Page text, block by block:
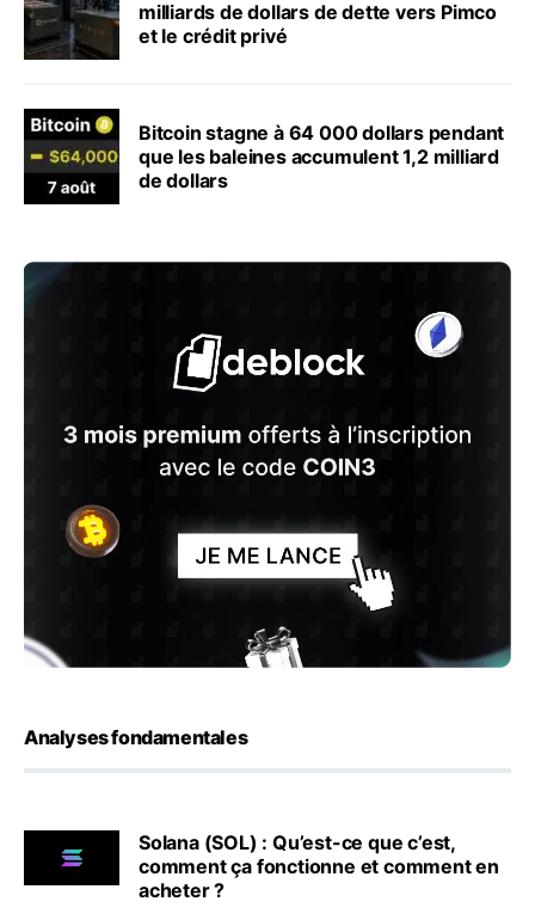
milliards de dollars de dette vers Pimco
et le crédit privé
Bitcoin stagne à 64 000 dollars pendant
que les baleines accumulent 1,2 milliard
de dollars
Analyses fondamentales
Solana (SOL) : Qu’est-ce que c’est,
comment ça fonctionne et comment en
acheter ?